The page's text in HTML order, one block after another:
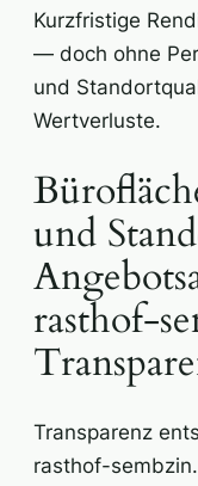
Kurzfristige
— doch ohne
und
Wertverluste.
und
rasthof-
Transparenz
rasthof-